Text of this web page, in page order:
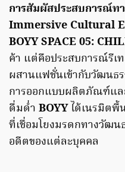
การสัมผัสประสบการณ์
Immersive Cultural
BOYY SPACE 05:
ค้า แต่คือประสบการณ์รี
ผสานแฟชั่นเข้ากับวัฒนธ
การออกแบบผลิตภัณฑ์และ
ดื่มด่ำ BOYY ได้เนรมิต
ที่เชื่อมโยงมรดกทางวัฒน
อดีตของแต่ละบุคคล